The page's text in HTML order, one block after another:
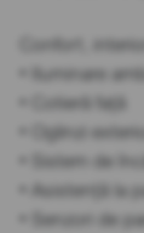
Confort, interior
• Iluminare
• Cotieră față
• Oglinzi
• Sistem de
• Asistență la
• Senzori de